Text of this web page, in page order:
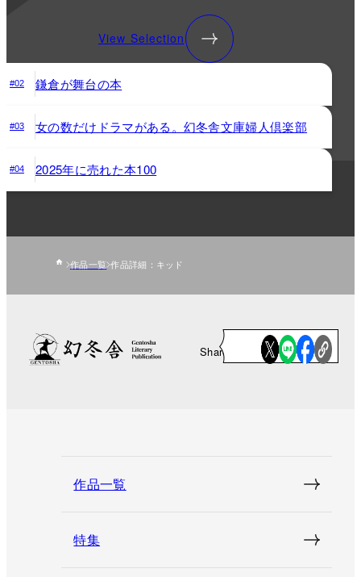
View Selection
#02 鎌倉が舞台の本
#03 女の数だけドラマがある。幻冬舎文庫婦人倶楽部
#04 2025年に売れた本100
作品一覧 作品詳細：キッド
Share
作品一覧
特集